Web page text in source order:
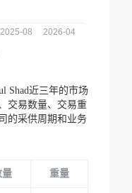
Shad近三年的市场
交易数量、交易重
的采供周期和业务
量 重量